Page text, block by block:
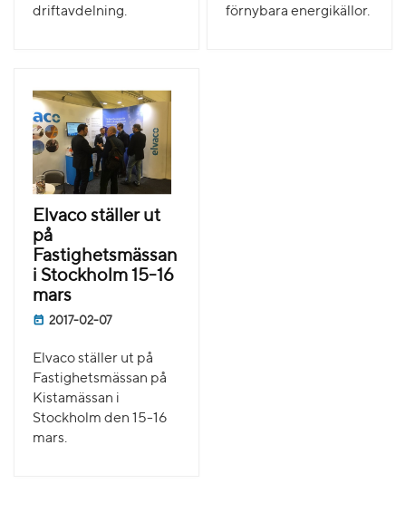
driftavdelning.
förnybara energikällor.
Elvaco ställer ut
på
Fastighetsmässan
i Stockholm 15-16
mars
2017-02-07
Elvaco ställer ut på
Fastighetsmässan på
Kistamässan i
Stockholm den 15-16
mars.